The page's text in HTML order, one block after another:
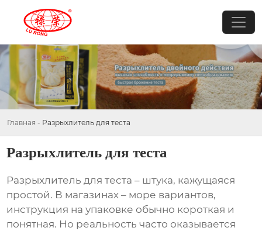
Главная - Разрыхлитель для теста
Разрыхлитель для теста
Разрыхлитель для теста – штука, кажущаяся
простой. В магазинах – море вариантов,
инструкция на упаковке обычно короткая и
понятная. Но реальность часто оказывается